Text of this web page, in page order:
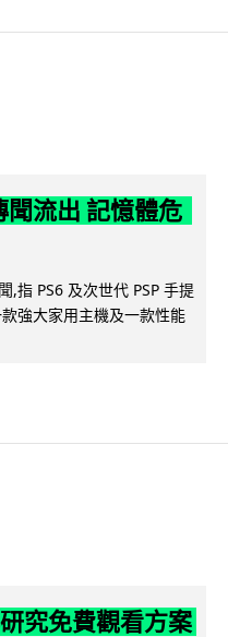
聞流出 記憶體危
,指 PS6 及次世代 PSP 手提
強大家用主機及一款性能
究免費觀看方案